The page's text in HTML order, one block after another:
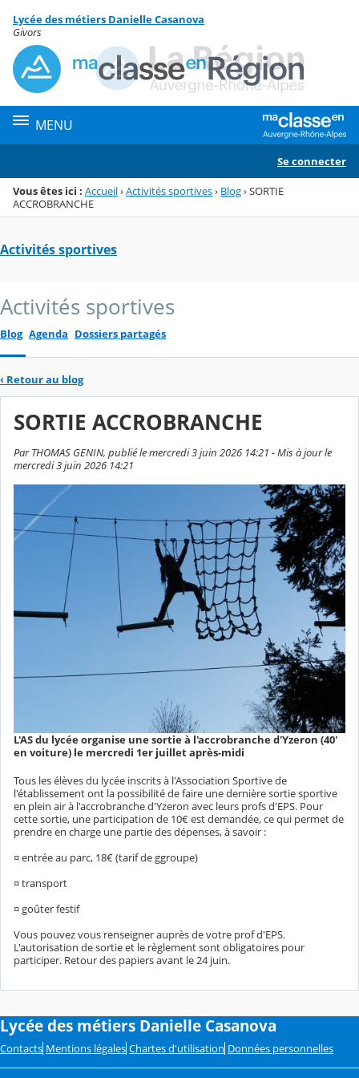
Menu de la rubrique
Contenu
Lycée des métiers Danielle Casanova
Givors
MENU
Se connecter
Vous êtes ici : Accueil›Activités sportives› Blog›SORTIE
ACCROBRANCHE
Activités sportives
Activités sportives
Blog Agenda Dossiers partagés
‹ Retour au blog
SORTIE ACCROBRANCHE
Par THOMAS GENIN, publié le mercredi 3 juin 2026 14:21 - Mis à jour le
mercredi 3 juin 2026 14:21
L'AS du lycée organise une sortie à l'accrobranche d'Yzeron (40'
en voiture) le mercredi 1er juillet après-midi
Tous les élèves du lycée inscrits à l'Association Sportive de
l'établissement ont la possibilité de faire une dernière sortie sportive
en plein air à l'accrobranche d'Yzeron avec leurs profs d'EPS. Pour
cette sortie, une participation de 10€ est demandée, ce qui permet de
prendre en charge une partie des dépenses, à savoir :
¤ entrée au parc, 18€ (tarif de ggroupe)
¤ transport
¤ goûter festif
Vous pouvez vous renseigner auprès de votre prof d'EPS.
L'autorisation de sortie et le règlement sont obligatoires pour
participer. Retour des papiers avant le 24 juin.
Lycée des métiers Danielle Casanova
Contacts Mentions légales Chartes d'utilisation Données personnelles